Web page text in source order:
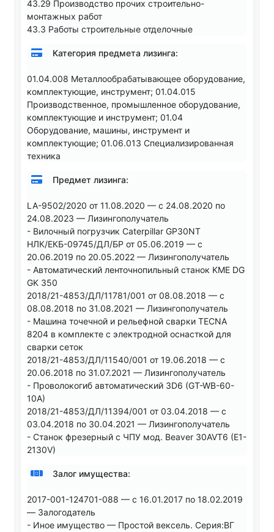
43.29 Производство прочих строительно-
монтажных работ
43.3 Работы строительные отделочные
Категория предмета лизинга:
01.04.008 Металлообрабатывающее оборудование,
комплектующие, инструмент; 01.04.015
Производственное, промышленное оборудование,
комплектующие и инструмент; 01.04
Оборудование, машины, инструмент и
комплектующие; 01.06.013 Специализированная
техника
Предмет лизинга:
LA-9502/2020 от 11.08.2020 — с 24.08.2020 по
24.08.2023 — Лизингополучатель
- Вилочный погрузчик Caterpillar GP30NT
НЛК/ЕКБ-09745/ДЛ/БР от 05.06.2019 — с
20.06.2019 по 20.05.2022 — Лизингополучатель
- Автоматический ленточнопильный станок KME DG
GK 350
2018/21-4853/ДЛ/11781/001 от 08.08.2018 — с
08.08.2018 по 31.08.2021 — Лизингополучатель
- Машина точечной и рельефной сварки TECNA
8204 в комплекте с электродной оснасткой для
сварки сеток
2018/21-4853/ДЛ/11540/001 от 19.06.2018 — с
20.06.2018 по 31.07.2021 — Лизингополучатель
- Проволокогиб автоматический 3D6 (GT-WB-60-
10A)
2018/21-4853/ДЛ/11394/001 от 03.04.2018 — с
03.04.2018 по 30.04.2021 — Лизингополучатель
- Станок фрезерный с ЧПУ мод. Beaver 30AVT6 (E1-
2130V)
Залог имущества:
2017-001-124701-088 — с 16.01.2017 по 18.02.2019
— Залогодатель
- Иное имущество — Простой вексель. Серия:ВГ